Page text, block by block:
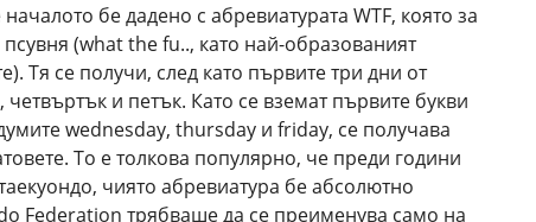
бе дадено с абревиатурата WTF, която за
(what the fu.., като най-образованият
Тя се получи, след като първите три дни от
и петък. Като се вземат първите букви
wednesday, thursday и friday, се получава
То е толкова популярно, че преди години
чиято абревиатура бе абсолютно
Federation трябваше да се преименува само на